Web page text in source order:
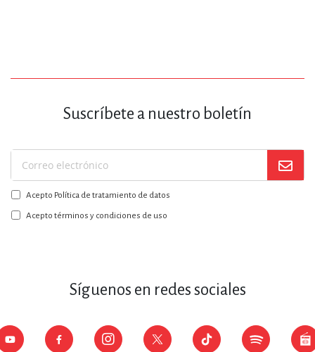
Suscríbete a nuestro boletín
Suscríbase
a
nuestro
boletín:
Acepto Política de tratamiento de datos
Acepto términos y condiciones de uso
Síguenos en redes sociales